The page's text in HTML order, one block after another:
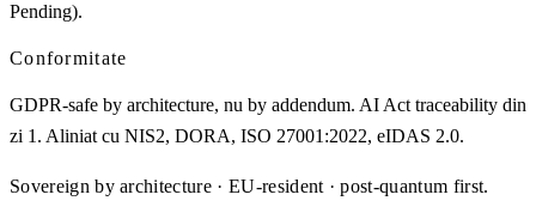
Pending).
Conformitate
GDPR-safe by architecture, nu by addendum. AI Act traceability din
zi 1. Aliniat cu NIS2, DORA, ISO 27001:2022, eIDAS 2.0.
Sovereign by architecture · EU-resident · post-quantum first.